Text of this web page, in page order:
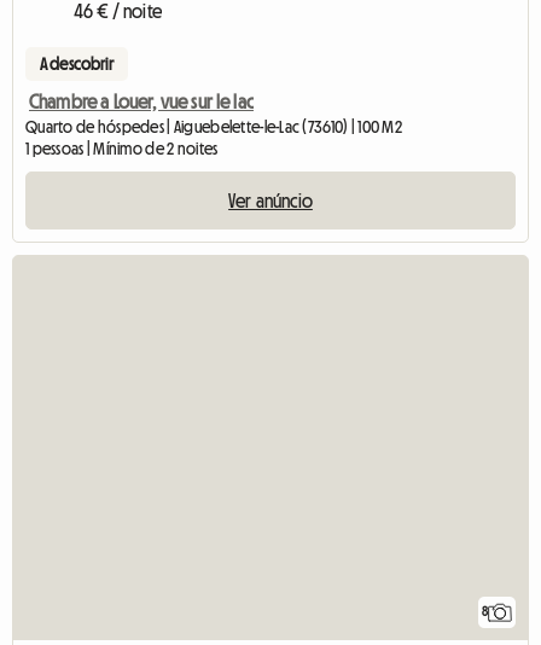
46 € / noite
A descobrir
Chambre a Louer, vue sur le lac
Quarto de hóspedes | Aiguebelette-le-Lac (73610) | 100 M2
1 pessoas | Mínimo de 2 noites
Ver anúncio
8